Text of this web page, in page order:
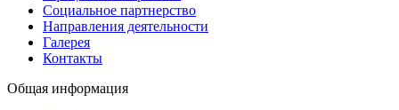
Социальное партнерство
Направления деятельности
Галерея
Контакты
Общая информация